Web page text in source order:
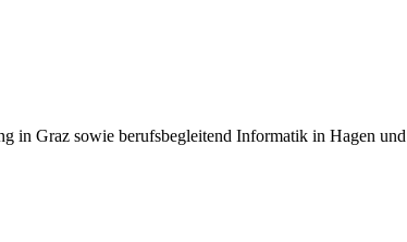
Graz sowie berufsbegleitend Informatik in Hagen